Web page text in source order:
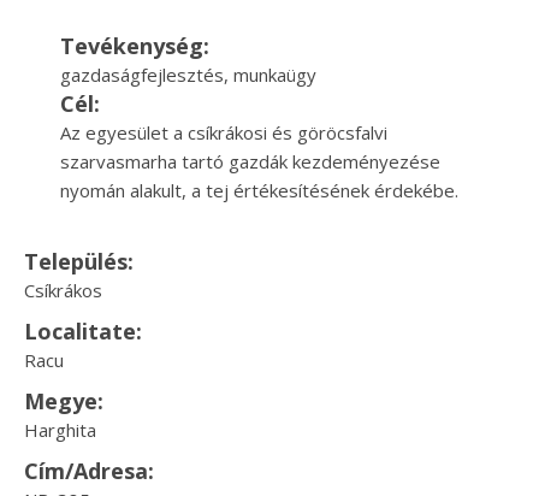
Tevékenység:
gazdaságfejlesztés, munkaügy
Cél:
Az egyesület a csíkrákosi és göröcsfalvi
szarvasmarha tartó gazdák kezdeményezése
nyomán alakult, a tej értékesítésének érdekébe.
Település:
Csíkrákos
Localitate:
Racu
Megye:
Harghita
Cím/Adresa: